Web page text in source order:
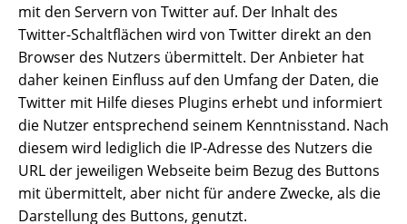
mit den Servern von Twitter auf. Der Inhalt des
Twitter-Schaltflächen wird von Twitter direkt an den
Browser des Nutzers übermittelt. Der Anbieter hat
daher keinen Einfluss auf den Umfang der Daten, die
Twitter mit Hilfe dieses Plugins erhebt und informiert
die Nutzer entsprechend seinem Kenntnisstand. Nach
diesem wird lediglich die IP-Adresse des Nutzers die
URL der jeweiligen Webseite beim Bezug des Buttons
mit übermittelt, aber nicht für andere Zwecke, als die
Darstellung des Buttons, genutzt.